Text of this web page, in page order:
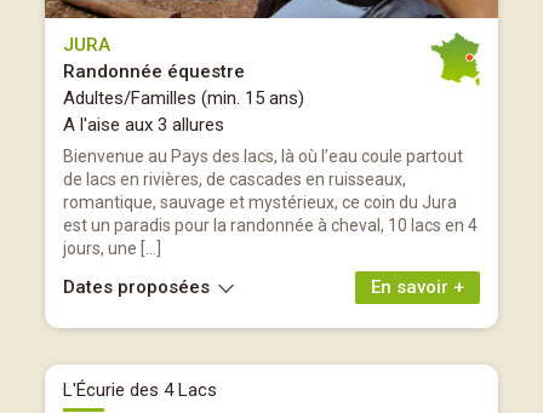
JURA
Randonnée équestre
Adultes/Familles (min. 15 ans)
A l'aise aux 3 allures
Bienvenue au Pays des lacs, là où l’eau coule partout
de lacs en rivières, de cascades en ruisseaux,
romantique, sauvage et mystérieux, ce coin du Jura
est un paradis pour la randonnée à cheval, 10 lacs en 4
jours, une […]
En savoir +
Dates proposées
L'Écurie des 4 Lacs